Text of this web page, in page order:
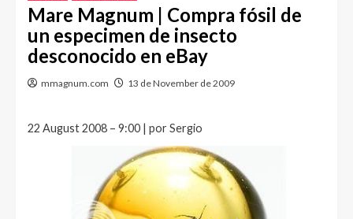
Mare Magnum | Compra fósil de
un especimen de insecto
desconocido en eBay
mmagnum.com 13 de November de 2009
22 August 2008 – 9:00 | por Sergio